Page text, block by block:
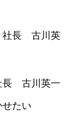
長 古川英一
たい